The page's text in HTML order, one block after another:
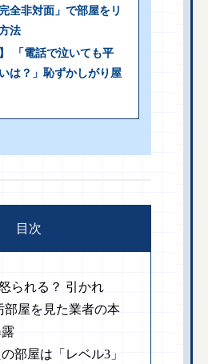
全非対面」で部屋をリ
法
「電話で泣いても平
は？」恥ずかしがり屋
目次
られる？ 引かれ
部屋を見た業者の本
部屋は「レベル3」